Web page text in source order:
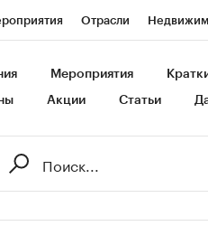
Отрасли
Газета
Мероприятия
Акции Статьи